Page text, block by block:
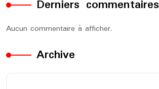
Derniers commentaires
Aucun commentaire à afficher.
Archive